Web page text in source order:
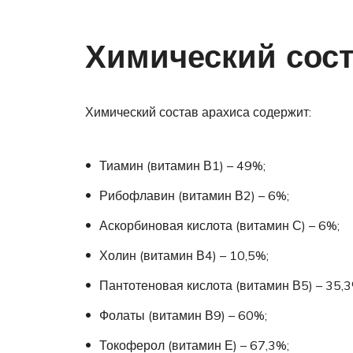
Химический
Химический состав арахиса содержит:
Тиамин (витамин В1) – 49%;
Рибофлавин (витамин В2) – 6%;
Аскорбиновая кислота (витамин С) – 6%;
Холин (витамин В4) – 10,5%;
Пантотеновая кислота (витамин В5) –
Фолаты (витамин В9) – 60%;
Токоферол (витамин Е) – 67,3%;